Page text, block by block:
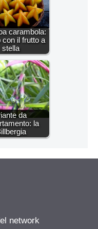
carambola:
con il frutto a
stella
da
la
network